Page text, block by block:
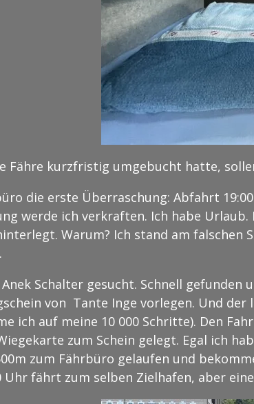
Fähre kurzfristig umgebucht hatte,
die erste Überraschung: Abfahrt
werde ich verkraften. Ich habe
Warum? Ich stand am falschen
Schalter gesucht. Schnell
von Tante Inge vorlegen. Und
ich auf meine 10 000 Schritte). Den
zum Schein gelegt. Egal ich
zum Fährbüro gelaufen und
Uhr fährt zum selben Zielhafen, aber